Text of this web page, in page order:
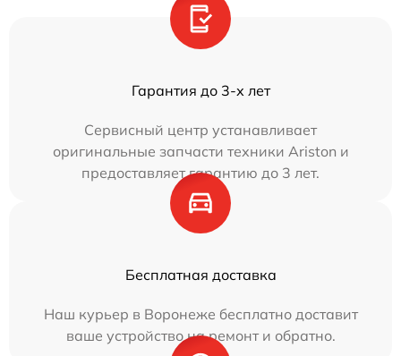
Гарантия до 3-х лет
Сервисный центр устанавливает
оригинальные запчасти техники Ariston и
предоставляет гарантию до 3 лет.
Бесплатная доставка
Наш курьер в Воронеже бесплатно доставит
ваше устройство на ремонт и обратно.